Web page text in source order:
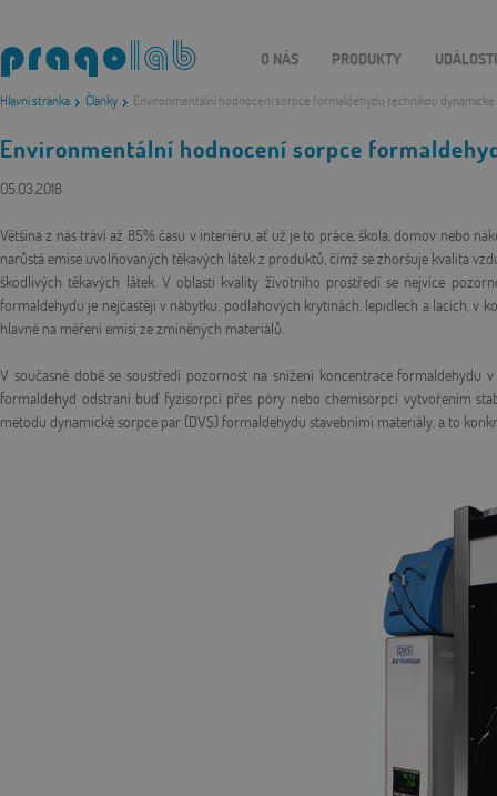
Hlavní stránka Články Environmentální hodnocení sorpce formaldehydu technikou
O NÁS PRODUKTY UDÁLOSTI
Environmentální hodnocení sorpce
05.03.2018
Většina z nás tráví až 85% času v interiéru, ať už je to práce, škola, domov nebo
narůstá emise uvolňovaných těkavých látek z produktů, čímž se zhoršuje kvalita
škodlivých těkavých látek. V oblasti kvality životního prostředí se nejvíce
formaldehydu je nejčastěji v nábytku, podlahových krytinách, lepidlech a lacích,
hlavně na měření emisí ze zmíněných materiálů.
V současné době se soustředí pozornost na snížení koncentrace
formaldehyd odstraní buď fyzisorpcí přes póry nebo chemisorpcí vytvořením
metodu dynamické sorpce par (DVS) formaldehydu stavebními materiály, a to